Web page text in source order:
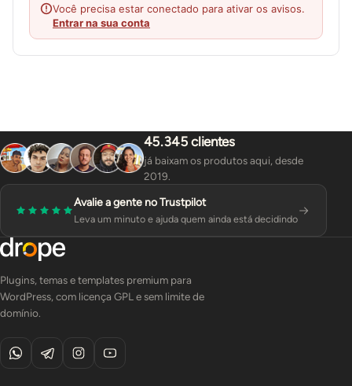
Você precisa estar conectado para ativar os avisos.
Entrar na sua conta
45.345 clientes
já baixam os produtos aqui, desde
2019.
Avalie a gente no Trustpilot
Leva um minuto e ajuda quem ainda está decidindo
Plugins, temas e templates premium para
WordPress, com licença GPL e sem limite de
domínio.